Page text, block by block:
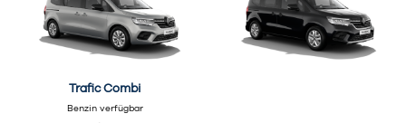
Trafic Combi
Benzin verfügbar